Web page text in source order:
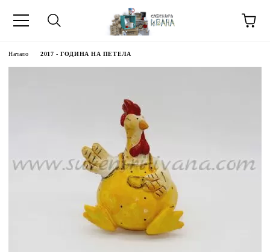
Начало 2017 - ГОДИНА НА ПЕТЕЛА